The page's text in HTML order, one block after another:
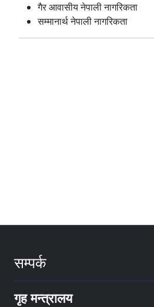
गैर आवासीय नेपाली नागरिकता
सम्मानार्थ नेपाली नागरिकता
सम्पर्क
गृह मन्त्रालय